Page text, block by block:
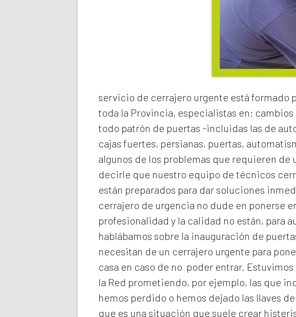
servicio de cerrajero urgente está formado
toda la Provincia, especialistas en: cambios
todo patrón de puertas -incluidas las de
cajas fuertes, persianas, puertas,
algunos de los problemas que requieren de
decirle que nuestro equipo de técnicos
están preparados para dar soluciones
cerrajero de urgencia no dude en ponerse
profesionalidad y la calidad no están, para
hablábamos sobre la inauguración de
necesitan de un cerrajero urgente para
casa en caso de no poder entrar.
la Red prometiendo, por ejemplo, las que
hemos perdido o hemos dejado las llaves
que es una situación que suele crear